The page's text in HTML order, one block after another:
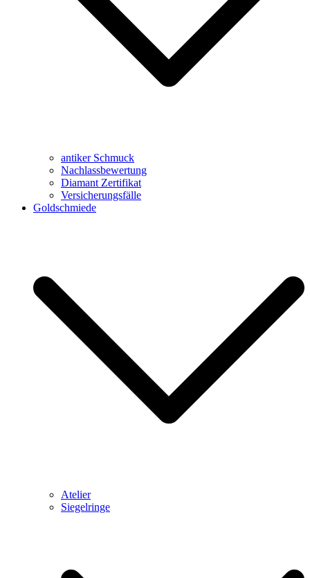
antiker Schmuck
Nachlassbewertung
Diamant Zertifikat
Versicherungsfälle
Goldschmiede
Atelier
Siegelringe